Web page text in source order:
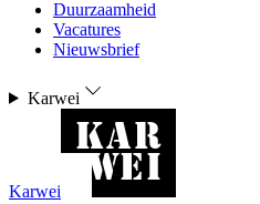
Duurzaamheid
Vacatures
Nieuwsbrief
Karwei
Karwei